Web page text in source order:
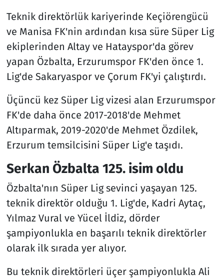
Teknik direktörlük kariyerinde Keçiörengücü
ve Manisa FK'nin ardından kısa süre Süper Lig
ekiplerinden Altay ve Hatayspor'da görev
yapan Özbalta, Erzurumspor FK'den önce 1.
Lig'de Sakaryaspor ve Çorum FK'yi çalıştırdı.
Üçüncü kez Süper Lig vizesi alan Erzurumspor
FK'de daha önce 2017-2018'de Mehmet
Altıparmak, 2019-2020'de Mehmet Özdilek,
Erzurum temsilcisini Süper Lig'e taşıdı.
Serkan Özbalta 125. isim oldu
Özbalta'nın Süper Lig sevinci yaşayan 125.
teknik direktör olduğu 1. Lig'de, Kadri Aytaç,
Yılmaz Vural ve Yücel İldiz, dörder
şampiyonlukla en başarılı teknik direktörler
olarak ilk sırada yer alıyor.
Bu teknik direktörleri üçer şampiyonlukla Ali